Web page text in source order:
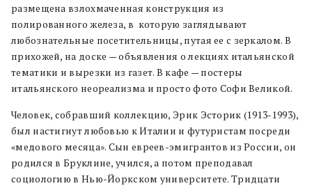
размещена взлохмаченная конструкция из
полированного железа, в которую заглядывают
любознательные посетительницы, путая ее с зеркалом. В
прихожей, на доске — объявления о лекциях итальянской
тематики и вырезки из газет. В кафе — постеры
итальянского неореализма и просто фото Софи Великой.
Человек, собравший коллекцию, Эрик Эсторик (1913-1993),
был настигнут любовью к Италии и футуристам посреди
«медового месяца». Сын евреев-эмигрантов из России, он
родился в Бруклине, учился, а потом преподавал
социологию в Нью-Йоркском университете. Тридцати